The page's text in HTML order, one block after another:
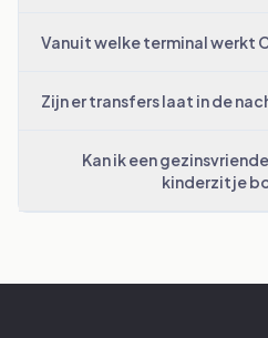
Vanuit welke terminal werkt
Zijn er transfers laat in de
Kan ik een
kinderzitje